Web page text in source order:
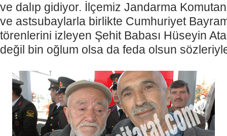
ve dalıp gidiyor. İlçemiz Jandarma
ve astsubaylarla birlikte Cumhuriyet
törenlerini izleyen Şehit Babası Hüseyin
değil bin oğlum olsa da feda olsun